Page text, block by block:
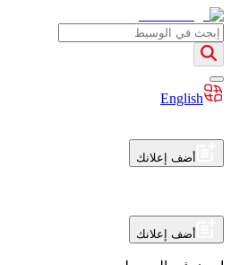
English
أضف إعلانك
أضف إعلانك